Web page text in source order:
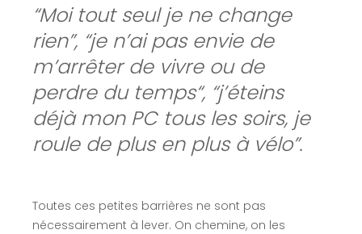
“Moi tout seul je ne change
rien”, “je n’ai pas envie de
m’arrêter de vivre ou de
perdre du temps“, “j’éteins
déjà mon PC tous les soirs, je
roule de plus en plus à vélo”.
Toutes ces petites barrières ne sont pas
nécessairement à lever. On chemine, on les